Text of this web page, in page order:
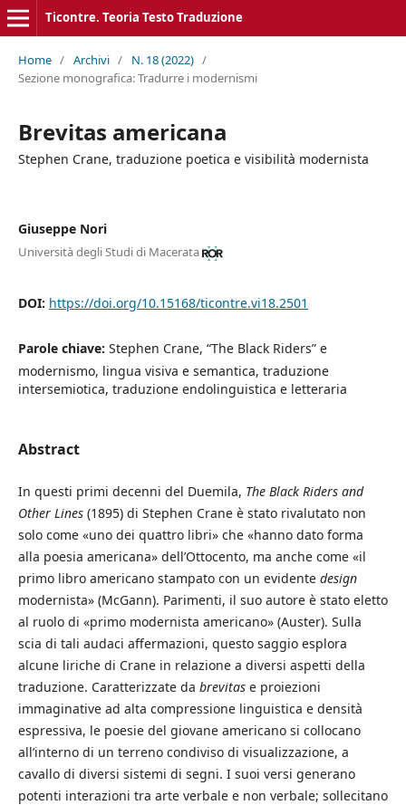
Ticontre. Teoria Testo Traduzione
Home / Archivi / N. 18 (2022) /
Sezione monografica: Tradurre i modernismi
Brevitas americana
Stephen Crane, traduzione poetica e visibilità modernista
Giuseppe Nori
Università degli Studi di Macerata
DOI: https://doi.org/10.15168/ticontre.vi18.2501
Parole chiave: Stephen Crane, “The Black Riders” e
modernismo, lingua visiva e semantica, traduzione
intersemiotica, traduzione endolinguistica e letteraria
Abstract
In questi primi decenni del Duemila, The Black Riders and
Other Lines(1895) di Stephen Crane è stato rivalutato non
solo come «uno dei quattro libri» che «hanno dato forma
alla poesia americana» dell’Ottocento, ma anche come «il
primo libro americano stampato con un evidente design
modernista» (McGann). Parimenti, il suo autore è stato eletto
al ruolo di «primo modernista americano» (Auster). Sulla
scia di tali audaci affermazioni, questo saggio esplora
alcune liriche di Crane in relazione a diversi aspetti della
traduzione. Caratterizzate da brevitase proiezioni
immaginative ad alta compressione linguistica e densità
espressiva, le poesie del giovane americano si collocano
all’interno di un terreno condiviso di visualizzazione, a
cavallo di diversi sistemi di segni. I suoi versi generano
potenti interazioni tra arte verbale e non verbale; sollecitano